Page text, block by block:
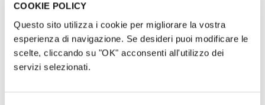
COOKIE POLICY
Questo sito utilizza i cookie per migliorare la vostra
esperienza di navigazione. Se desideri puoi modificare le
scelte, cliccando su "OK" acconsenti all'utilizzo dei
servizi selezionati.
Perché Sostenere il Progetto
Sostenere La Postazione dell’Anima significa
contribuire alla creazione di uno spazio unico che